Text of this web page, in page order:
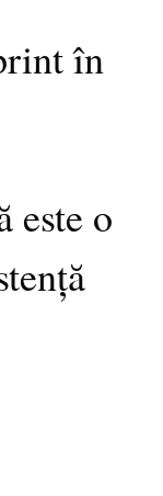
în
este o